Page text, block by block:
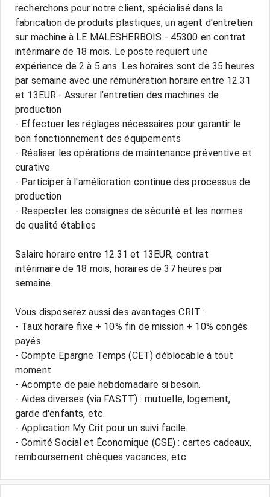
recherchons pour notre client, spécialisé dans la
fabrication de produits plastiques, un agent d'entretien
sur machine à LE MALESHERBOIS - 45300 en contrat
intérimaire de 18 mois. Le poste requiert une
expérience de 2 à 5 ans. Les horaires sont de 35 heures
par semaine avec une rémunération horaire entre 12.31
et 13EUR.- Assurer l'entretien des machines de
production
- Effectuer les réglages nécessaires pour garantir le
bon fonctionnement des équipements
- Réaliser les opérations de maintenance préventive et
curative
- Participer à l'amélioration continue des processus de
production
- Respecter les consignes de sécurité et les normes
de qualité établies
Salaire horaire entre 12.31 et 13EUR, contrat
intérimaire de 18 mois, horaires de 37 heures par
semaine.
Vous disposerez aussi des avantages CRIT :
- Taux horaire fixe + 10% fin de mission + 10% congés
payés.
- Compte Epargne Temps (CET) déblocable à tout
moment.
- Acompte de paie hebdomadaire si besoin.
- Aides diverses (via FASTT) : mutuelle, logement,
garde d'enfants, etc.
- Application My Crit pour un suivi facile.
- Comité Social et Économique (CSE) : cartes cadeaux,